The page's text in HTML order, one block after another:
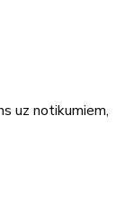
uz notikumiem,